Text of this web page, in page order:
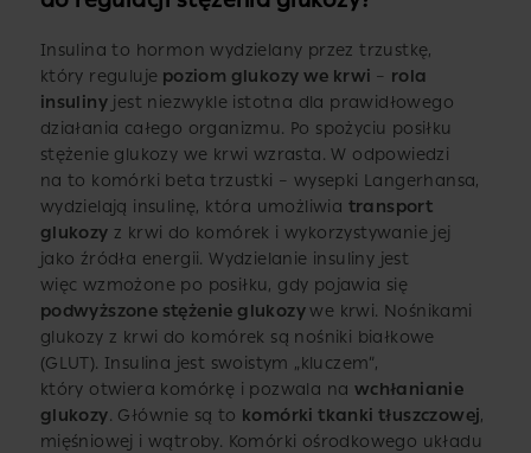
Insulina to hormon wydzielany przez trzustkę,
który reguluje poziom glukozy we krwi – rola
insulinyjest niezwykle istotna dla prawidłowego
działania całego organizmu. Po spożyciu posiłku
stężenie glukozy we krwi wzrasta. W odpowiedzi
na to komórki beta trzustki – wysepki Langerhansa,
wydzielają insulinę, która umożliwia transport
glukozy z krwi do komórek i wykorzystywanie jej
jako źródła energii. Wydzielanie insuliny jest
więc wzmożone po posiłku, gdy pojawia się
podwyższone stężenie glukozywe krwi. Nośnikami
glukozy z krwi do komórek są nośniki białkowe
(GLUT). Insulina jest swoistym „kluczem”,
który otwiera komórkę i pozwala na wchłanianie
glukozy. Głównie są to komórki tkanki tłuszczowej,
mięśniowej i wątroby. Komórki ośrodkowego układu